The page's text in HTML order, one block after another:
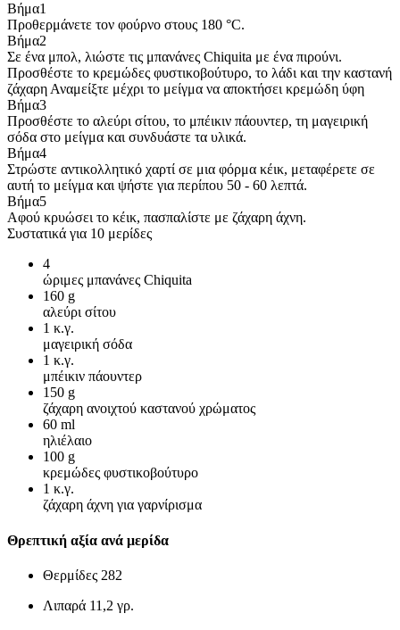
Βήμα1
Προθερμάνετε τον φούρνο στους 180 °C.
Βήμα2
Σε ένα μπολ, λιώστε τις μπανάνες Chiquita με ένα πιρούνι.
Προσθέστε το κρεμώδες φυστικοβούτυρο, το λάδι και την καστανή
ζάχαρη Αναμείξτε μέχρι το μείγμα να αποκτήσει κρεμώδη ύφη
Βήμα3
Προσθέστε το αλεύρι σίτου, το μπέικιν πάουντερ, τη μαγειρική
σόδα στο μείγμα και συνδυάστε τα υλικά.
Βήμα4
Στρώστε αντικολλητικό χαρτί σε μια φόρμα κέικ, μεταφέρετε σε
αυτή το μείγμα και ψήστε για περίπου 50 - 60 λεπτά.
Βήμα5
Αφού κρυώσει το κέικ, πασπαλίστε με ζάχαρη άχνη.
Συστατικά για 10 μερίδες
4
ώριμες μπανάνες Chiquita
160 g
αλεύρι σίτου
1 κ.γ.
μαγειρική σόδα
1 κ.γ.
μπέικιν πάουντερ
150 g
ζάχαρη ανοιχτού καστανού χρώματος
60 ml
ηλιέλαιο
100 g
κρεμώδες φυστικοβούτυρο
1 κ.γ.
ζάχαρη άχνη για γαρνίρισμα
Θρεπτική αξία ανά μερίδα
Θερμίδες 282
Λιπαρά 11,2 γρ.